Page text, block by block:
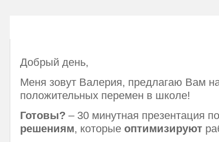
Добрый день,
Меня зовут Валерия, предлагаю Вам
положительных перемен в школе!
Готовы? – 30 минутная презентация
решениям, которые оптимизируют